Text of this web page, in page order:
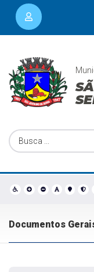
Documentos